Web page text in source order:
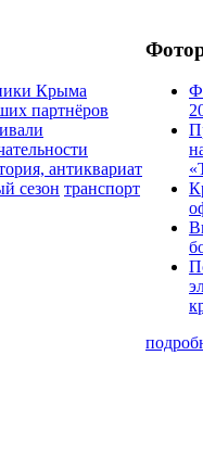
Крыма
партнёров
антиквариат
сезон транспорт